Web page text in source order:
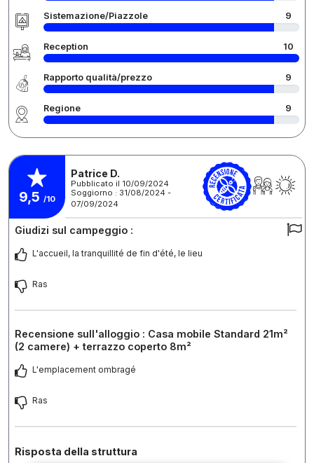
Sistemazione/Piazzole 9
Reception 10
Rapporto qualità/prezzo 9
Regione 9
9,5 /10
Patrice D.
Pubblicato il 10/09/2024
Soggiorno : 31/08/2024 -
07/09/2024
Giudizi sul campeggio :
L'accueil, la tranquillité de fin d'été, le lieu
Ras
Recensione sull'alloggio : Casa mobile Standard 21m²
(2 camere) + terrazzo coperto 8m²
L'emplacement ombragé
Ras
Risposta della struttura